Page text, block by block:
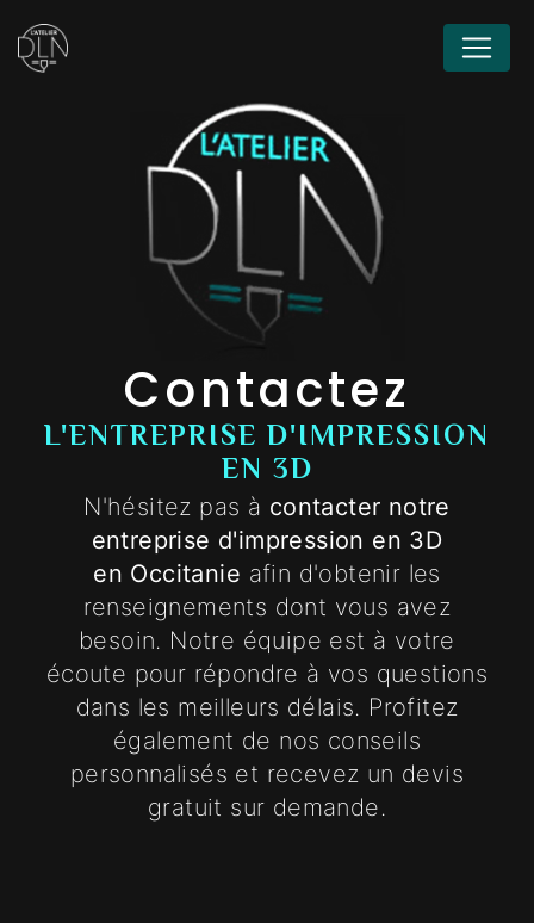
Contactez
L'ENTREPRISE D'IMPRESSION
EN 3D
N'hésitez pas à contacter notre
entreprise d'impression en 3D
en Occitanie afin d'obtenir les
renseignements dont vous avez
besoin. Notre équipe est à votre
écoute pour répondre à vos questions
dans les meilleurs délais. Profitez
également de nos conseils
personnalisés et recevez un devis
gratuit sur demande.